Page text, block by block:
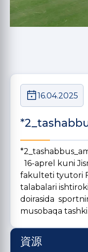
16.04.2025
16-aprel kuni
fakulteti tyutori
talabalari
doirasida
musobaqa
資源